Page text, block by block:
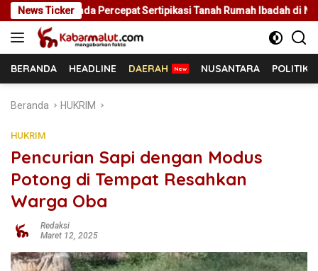
Langsung
ke
konten
News Ticker
Percepat Sertipikasi Tanah Rumah Ibadah di NTT Rakor
BERANDA HEADLINE DAERAH NUSANTARA POLITIK
Beranda HUKRIM
HUKRIM
Pencurian Sapi dengan Modus
Potong di Tempat Resahkan
Warga Oba
Redaksi
Maret 12, 2025